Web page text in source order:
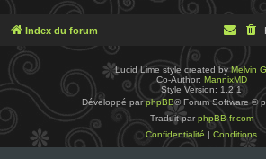
Index du forum
Lucid Lime style created byMelvin
Co-Author: MannixMD
Style Version: 1.2.1
Développé parphpBB® Forum Software ©
Traduit par phpBB-fr.com
Confidentialité | Conditions